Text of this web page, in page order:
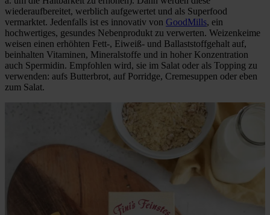
wiederaufbereitet, werblich aufgewertet und als Superfood
vermarktet. Jedenfalls ist es innovativ von GoodMills, ein
hochwertiges, gesundes Nebenprodukt zu verwerten. Weizenkeime
weisen einen erhöhten Fett-, Eiweiß- und Ballaststoffgehalt auf,
beinhalten Vitaminen, Mineralstoffe und in hoher Konzentration
auch Spermidin. Empfohlen wird, sie im Salat oder als Topping zu
verwenden: aufs Butterbrot, auf Porridge, Cremesuppen oder eben
zum Salat.